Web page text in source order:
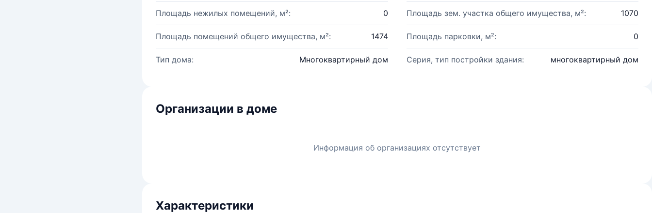
Площадь нежилых помещений, м²: 0 Площадь зем. участка общего имущества, м²: 1070
Площадь помещений общего имущества, м²: 1474 Площадь парковки, м²: 0
Тип дома: Многоквартирный дом Серия, тип постройки здания: многоквартирный дом
Организации в доме
Информация об организациях отсутствует
Характеристики